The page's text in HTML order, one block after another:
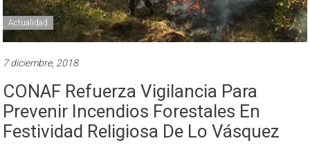
Actualidad
7 diciembre, 2018
CONAF Refuerza Vigilancia Para
Prevenir Incendios Forestales En
Festividad Religiosa De Lo Vásquez